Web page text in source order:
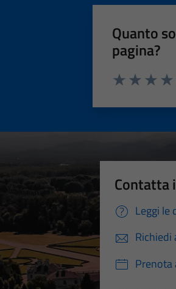
Quanto
pagina?
Contatta
Leggi le
Richiedi